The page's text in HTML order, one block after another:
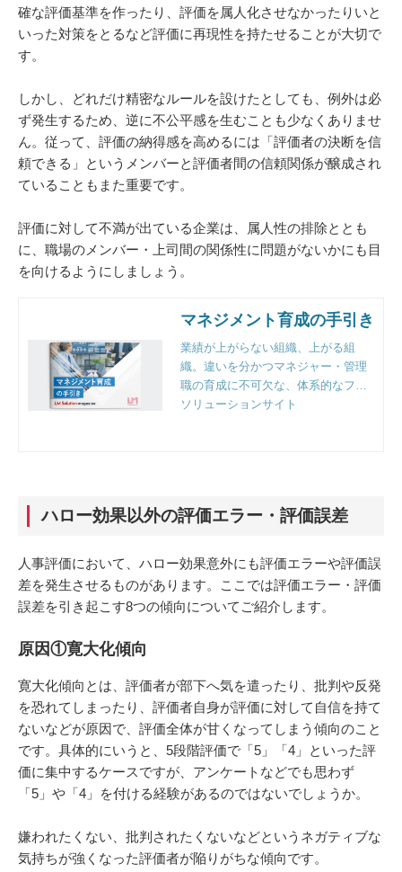
確な評価基準を作ったり、評価を属人化させなかったりいと
いった対策をとるなど評価に再現性を持たせることが大切で
す。
しかし、どれだけ精密なルールを設けたとしても、例外は必
ず発生するため、逆に不公平感を生むことも少なくありませ
ん。従って、評価の納得感を高めるには「評価者の決断を信
頼できる」というメンバーと評価者間の信頼関係が醸成され
ていることもまた重要です。
評価に対して不満が出ている企業は、属人性の排除ととも
に、職場のメンバー・上司間の関係性に問題がないかにも目
を向けるようにしましょう。
マネジメント育成の手引き
業績が上がらない組織、上がる組
織。違いを分かつマネジャー・管理
職の育成に不可欠な、体系的なフレ
ームワークと実践のポイントとは。
ソリューションサイト
ハロー効果以外の評価エラー・評価誤差
人事評価において、ハロー効果意外にも評価エラーや評価誤
差を発生させるものがあります。ここでは評価エラー・評価
誤差を引き起こす8つの傾向についてご紹介します。
原因①寛大化傾向
寛大化傾向とは、評価者が部下へ気を遣ったり、批判や反発
を恐れてしまったり、評価者自身が評価に対して自信を持て
ないなどが原因で、評価全体が甘くなってしまう傾向のこと
です。具体的にいうと、5段階評価で「5」「4」といった評
価に集中するケースですが、アンケートなどでも思わず
「5」や「4」を付ける経験があるのではないでしょうか。
嫌われたくない、批判されたくないなどというネガティブな
気持ちが強くなった評価者が陥りがちな傾向です。